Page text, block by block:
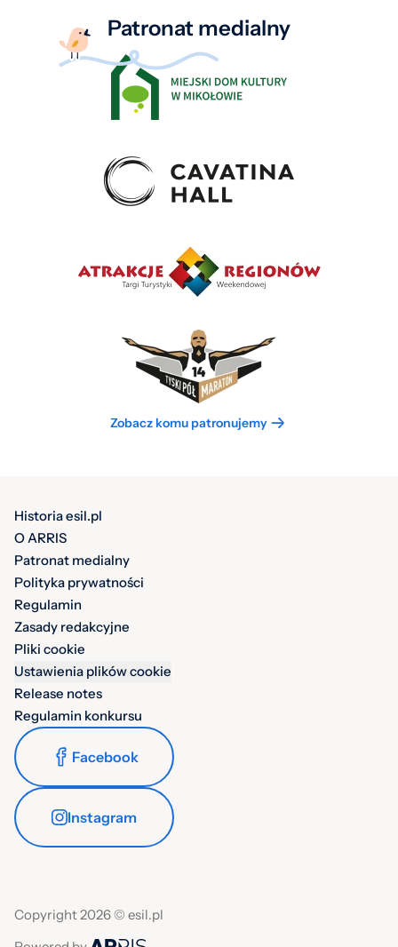
Patronat medialny
Zobacz komu patronujemy
Historia esil.pl
O ARRIS
Patronat medialny
Polityka prywatności
Regulamin
Zasady redakcyjne
Pliki cookie
Ustawienia plików cookie
Release notes
Regulamin konkursu
Facebook
Instagram
Copyright 2026 © esil.pl